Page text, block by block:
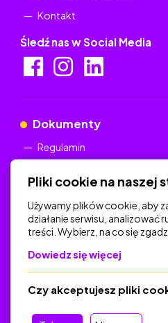
Kontakt
Śledź nas w Social Media
Dokumenty
Regulamin
Na skróty
Polityka Prywatności
Regulamin
O platformie
Baza materiałów
Pliki cookie na naszej
Używamy plików cookie, aby
działanie serwisu, analizować
treści. Wybierz, na co się
Dowiedz się więcej
Czy akceptujesz pliki